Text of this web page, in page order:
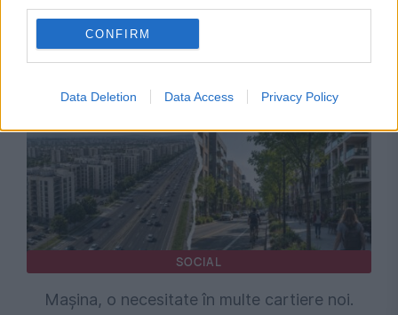
CONFIRM
Data Deletion Data Access Privacy Policy
Serviciile spaniole verifică posibile legături cu
SOCIAL
Mașina, o necesitate în multe cartiere noi.